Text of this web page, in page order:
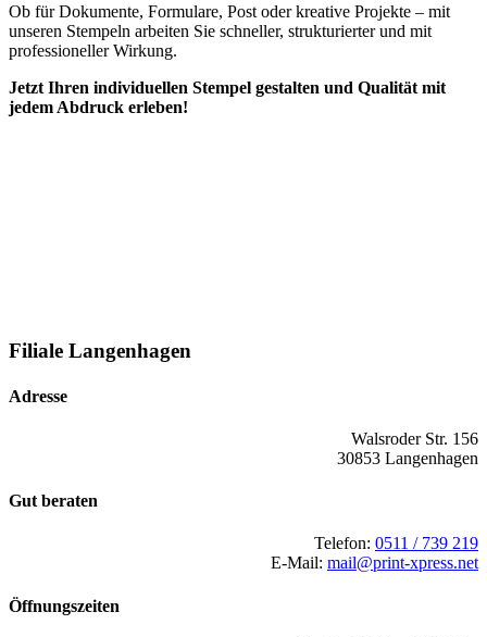
Ob für Dokumente, Formulare, Post oder kreative Projekte – mit
unseren Stempeln arbeiten Sie schneller, strukturierter und mit
professioneller Wirkung.
Jetzt Ihren individuellen Stempel gestalten und Qualität mit
jedem Abdruck erleben!
Filiale Langenhagen
Adresse
Walsroder Str. 156
30853 Langenhagen
Gut beraten
Telefon: 0511 / 739 219
E-Mail: mail@print-xpress.net
Öffnungszeiten